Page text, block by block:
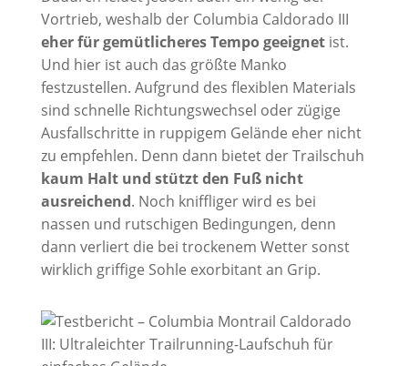
Vortrieb, weshalb der Columbia Caldorado III
eher für gemütlicheres Tempo geeignetist.
Und hier ist auch das größte Manko
festzustellen. Aufgrund des flexiblen Materials
sind schnelle Richtungswechsel oder zügige
Ausfallschritte in ruppigem Gelände eher nicht
zu empfehlen. Denn dann bietet der Trailschuh
kaum Halt und stützt den Fuß nicht
ausreichend. Noch kniffliger wird es bei
nassen und rutschigen Bedingungen, denn
dann verliert die bei trockenem Wetter sonst
wirklich griffige Sohle exorbitant an Grip.